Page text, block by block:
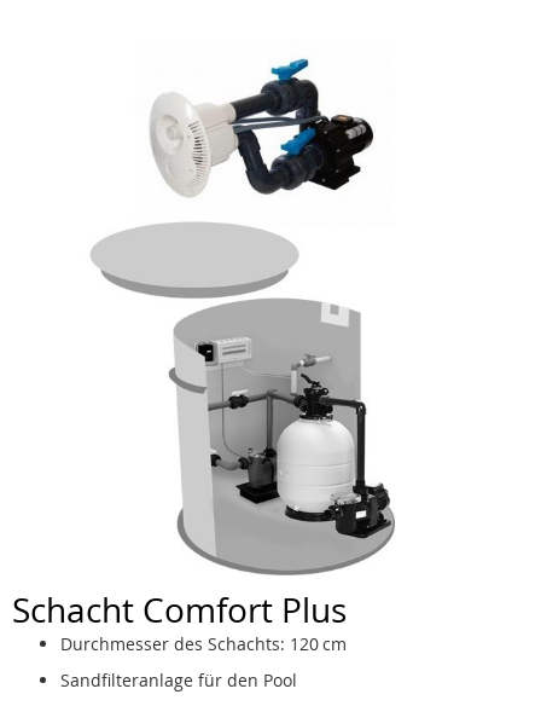
Schacht Comfort Plus
Durchmesser des Schachts: 120 cm
Sandfilteranlage für den Pool